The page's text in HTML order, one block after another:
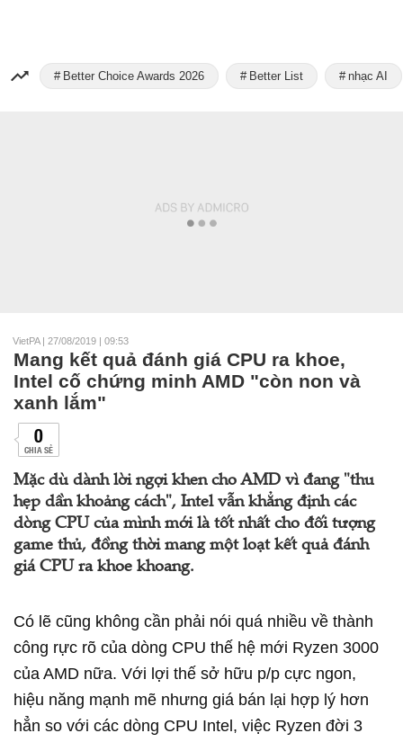
Better Choice Awards 2026 Better List nhạc AI
VietPA | 27/08/2019 | 09:53
Mang kết quả đánh giá CPU ra khoe,
Intel cố chứng minh AMD "còn non và
xanh lắm"
0
CHIA SẺ
Mặc dù dành lời ngợi khen cho AMD vì đang "thu
hẹp dần khoảng cách", Intel vẫn khẳng định các
dòng CPU của mình mới là tốt nhất cho đối tượng
game thủ, đồng thời mang một loạt kết quả đánh
giá CPU ra khoe khoang.
Có lẽ cũng không cần phải nói quá nhiều về thành
công rực rõ của dòng CPU thế hệ mới Ryzen 3000
của AMD nữa. Với lợi thế sở hữu p/p cực ngon,
hiệu năng mạnh mẽ nhưng giá bán lại hợp lý hơn
hẳn so với các dòng CPU Intel, việc Ryzen đời 3